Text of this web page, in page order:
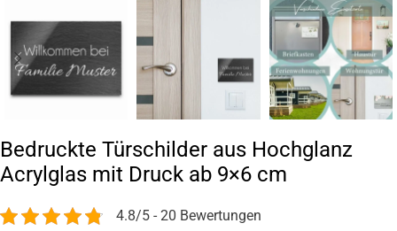
Bedruckte Türschilder aus Hochglanz
Acrylglas mit Druck ab 9×6 cm
4.8/5 - 20 Bewertungen